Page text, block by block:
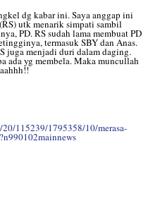
dg kabar ini. Saya anggap ini
utk menarik simpati sambil
PD. RS sudah lama membuat PD
termasuk SBY dan Anas.
juga menjadi duri dalam daging.
ada yg membela. Maka muncullah
115239/1795358/10/merasa-